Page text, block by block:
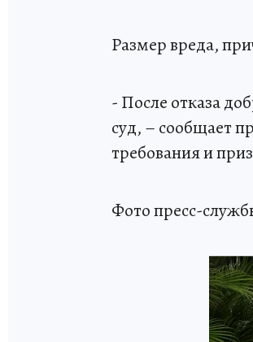
Размер вреда,
- После отказа
суд, – сообщает
требования и
Фото пресс-